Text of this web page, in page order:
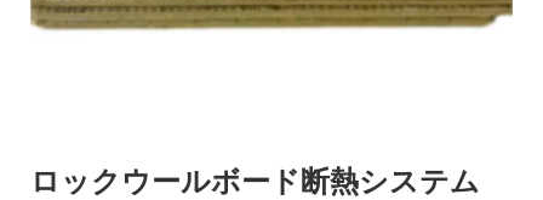
ロックウールボード断熱システム